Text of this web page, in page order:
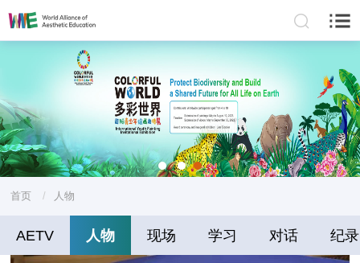
首页 / 人物
AETV 人物 现场 学习 对话 纪录